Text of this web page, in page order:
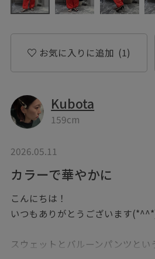
お気に入りに追加 (1)
Kubota
159cm
2026.05.11
カラーで華やかに
こんにちは！
いつもありがとうございます
スウェットとバルーンパンツとい